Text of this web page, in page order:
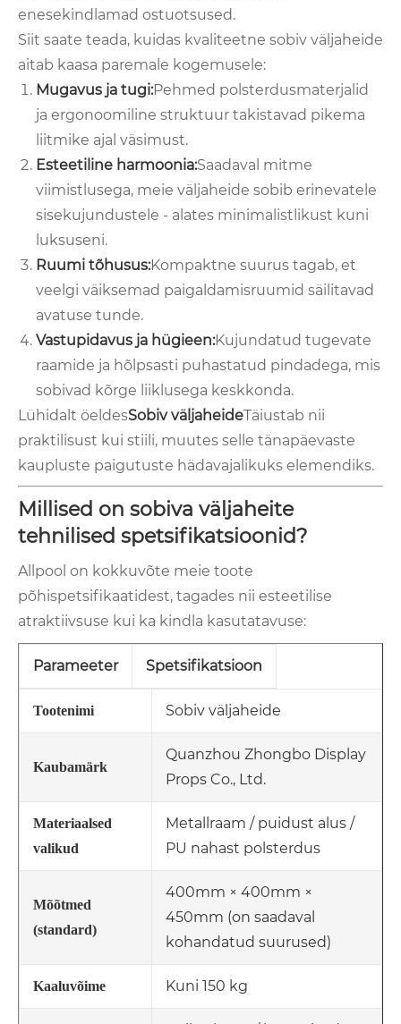
enesekindlamad ostuotsused.
Siit saate teada, kuidas kvaliteetne sobiv väljaheide
aitab kaasa paremale kogemusele:
Mugavus ja tugi:Pehmed polsterdusmaterjalid
ja ergonoomiline struktuur takistavad pikema
liitmike ajal väsimust.
Esteetiline harmoonia:Saadaval mitme
viimistlusega, meie väljaheide sobib erinevatele
sisekujundustele - alates minimalistlikust kuni
luksuseni.
Ruumi tõhusus:Kompaktne suurus tagab, et
veelgi väiksemad paigaldamisruumid säilitavad
avatuse tunde.
Vastupidavus ja hügieen:Kujundatud tugevate
raamide ja hõlpsasti puhastatud pindadega, mis
sobivad kõrge liiklusega keskkonda.
Lühidalt öeldesSobiv väljaheideTäiustab nii
praktilisust kui stiili, muutes selle tänapäevaste
kaupluste paigutuste hädavajalikuks elemendiks.
Millised on sobiva väljaheite
tehnilised spetsifikatsioonid?
Allpool on kokkuvõte meie toote
põhispetsifikaatidest, tagades nii esteetilise
atraktiivsuse kui ka kindla kasutatavuse:
Parameeter Spetsifikatsioon
Tootenimi Sobiv väljaheide
Kaubamärk
Quanzhou Zhongbo Display
Props Co., Ltd.
Materiaalsed
valikud
Metallraam / puidust alus /
PU nahast polsterdus
Mõõtmed
(standard)
400mm × 400mm ×
450mm (on saadaval
kohandatud suurused)
Kaaluvõime Kuni 150 kg